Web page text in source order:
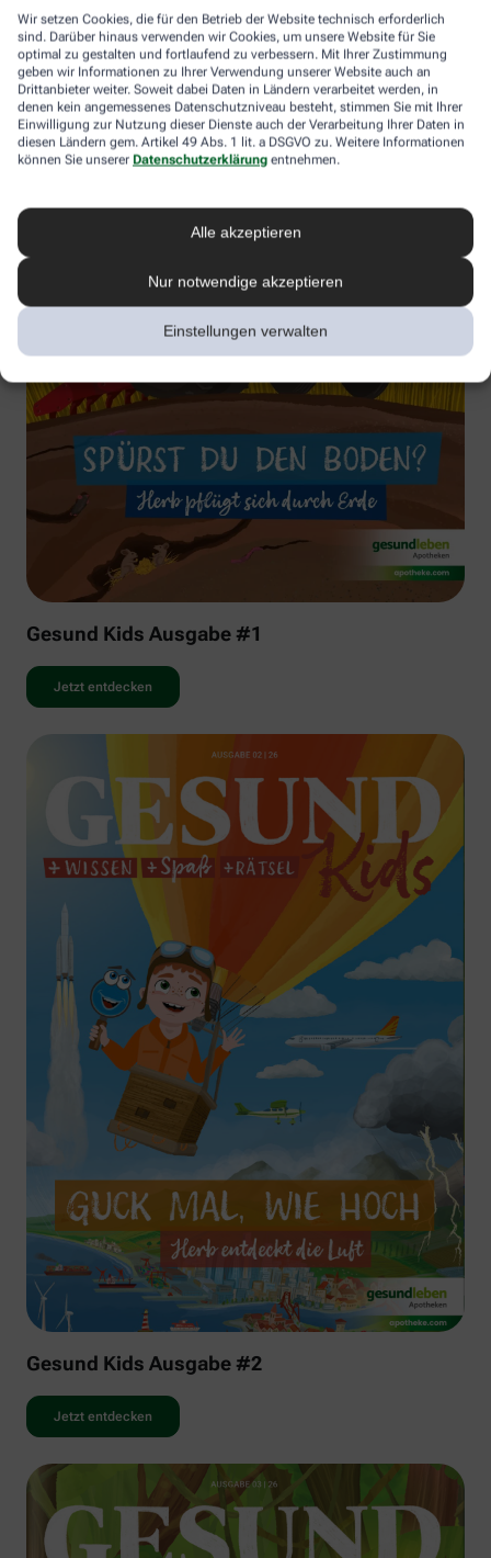
Wir setzen Cookies, die für den Betrieb der Website technisch erforderlich
sind. Darüber hinaus verwenden wir Cookies, um unsere Website für Sie
optimal zu gestalten und fortlaufend zu verbessern. Mit Ihrer Zustimmung
geben wir Informationen zu Ihrer Verwendung unserer Website auch an
Drittanbieter weiter. Soweit dabei Daten in Ländern verarbeitet werden, in
denen kein angemessenes Datenschutzniveau besteht, stimmen Sie mit Ihrer
Einwilligung zur Nutzung dieser Dienste auch der Verarbeitung Ihrer Daten in
diesen Ländern gem. Artikel 49 Abs. 1 lit. a DSGVO zu. Weitere Informationen
können Sie unserer Datenschutzerklärung entnehmen.
Alle akzeptieren
Nur notwendige akzeptieren
Einstellungen verwalten
Gesund Kids Ausgabe #1
Jetzt entdecken
Gesund Kids Ausgabe #2
Jetzt entdecken